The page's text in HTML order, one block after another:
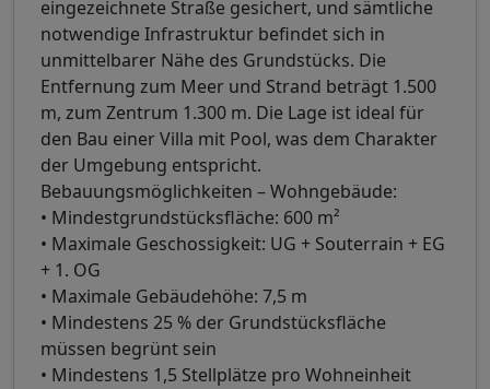
eingezeichnete Straße gesichert, und sämtliche
notwendige Infrastruktur befindet sich in
unmittelbarer Nähe des Grundstücks. Die
Entfernung zum Meer und Strand beträgt 1.500
m, zum Zentrum 1.300 m. Die Lage ist ideal für
den Bau einer Villa mit Pool, was dem Charakter
der Umgebung entspricht.
Bebauungsmöglichkeiten – Wohngebäude:
• Mindestgrundstücksfläche: 600 m²
• Maximale Geschossigkeit: UG + Souterrain + EG
+ 1. OG
• Maximale Gebäudehöhe: 7,5 m
• Mindestens 25 % der Grundstücksfläche
müssen begrünt sein
• Mindestens 1,5 Stellplätze pro Wohneinheit